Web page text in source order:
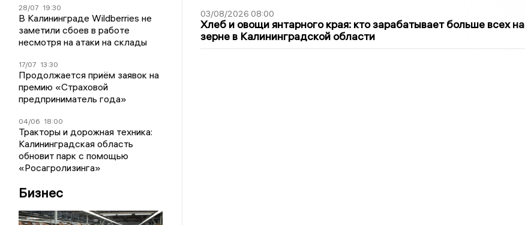
28/07 19:30
В Калининграде Wildberries не
заметили сбоев в работе
несмотря на атаки на склады
17/07 13:30
Продолжается приём заявок на
премию «Страховой
предприниматель года»
04/06 18:00
Тракторы и дорожная техника:
Калининградская область
обновит парк с помощью
«Росагролизинга»
Бизнес
03/08/2026 08:00
Хлеб и овощи янтарного края: кто зарабатывает больше всех на
зерне в Калининградской области